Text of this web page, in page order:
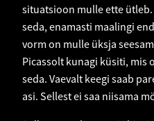
situatsioon mulle ette
seda, enamasti maalingi
vorm on mulle üksja
Picassolt kunagi küsiti, mis
seda. Vaevalt keegi saab
asi. Sellest ei saa niisama